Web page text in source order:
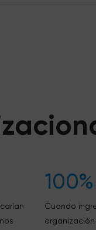
100%
Cuando